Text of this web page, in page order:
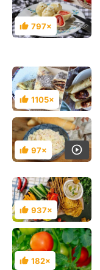
Hodnocení
797×
Hodnocení
1105×
Hodnocení
97×
Hodnocení
937×
Hodnocení
182×